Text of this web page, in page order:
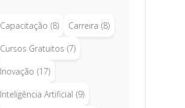
Capacitação (8) Carreira (8)
Cursos Gratuitos (7)
Inovação (17)
Inteligência Artificial (9)